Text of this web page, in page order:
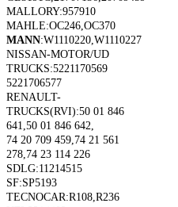
MALLORY:957910
MAHLE:OC246,OC370
MANN:W1110220,W1110227
NISSAN-MOTOR/UD
TRUCKS:5221170569
5221706577
RENAULT-
TRUCKS(RVI):50 01 846
641,50 01 846 642,
74 20 709 459,74 21 561
278,74 23 114 226
SDLG:11214515
SF:SP5193
TECNOCAR:R108,R236